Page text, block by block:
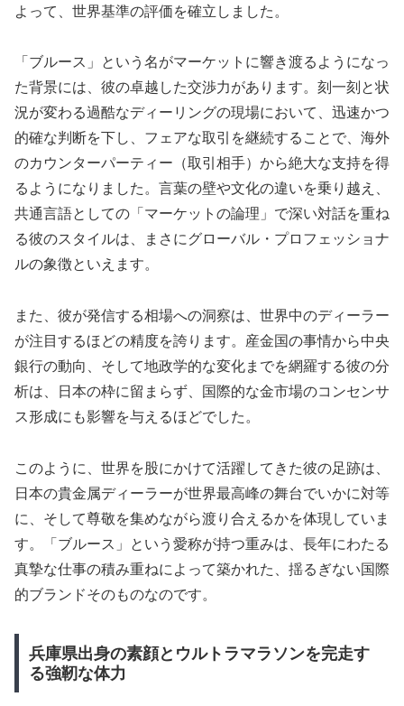
よって、世界基準の評価を確立しました。
「ブルース」という名がマーケットに響き渡るようになっ
た背景には、彼の卓越した交渉力があります。刻一刻と状
況が変わる過酷なディーリングの現場において、迅速かつ
的確な判断を下し、フェアな取引を継続することで、海外
のカウンターパーティー（取引相手）から絶大な支持を得
るようになりました。言葉の壁や文化の違いを乗り越え、
共通言語としての「マーケットの論理」で深い対話を重ね
る彼のスタイルは、まさにグローバル・プロフェッショナ
ルの象徴といえます。
また、彼が発信する相場への洞察は、世界中のディーラー
が注目するほどの精度を誇ります。産金国の事情から中央
銀行の動向、そして地政学的な変化までを網羅する彼の分
析は、日本の枠に留まらず、国際的な金市場のコンセンサ
ス形成にも影響を与えるほどでした。
このように、世界を股にかけて活躍してきた彼の足跡は、
日本の貴金属ディーラーが世界最高峰の舞台でいかに対等
に、そして尊敬を集めながら渡り合えるかを体現していま
す。「ブルース」という愛称が持つ重みは、長年にわたる
真摯な仕事の積み重ねによって築かれた、揺るぎない国際
的ブランドそのものなのです。
兵庫県出身の素顔とウルトラマラソンを完走す
る強靭な体力